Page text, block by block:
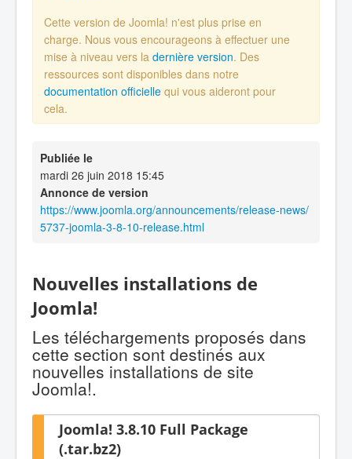
Cette version de Joomla! n'est plus prise en
charge. Nous vous encourageons à effectuer une
mise à niveau vers la dernière version. Des
ressources sont disponibles dans notre
documentation officielle qui vous aideront pour
cela.
Publiée le
mardi 26 juin 2018 15:45
Annonce de version
https://www.joomla.org/announcements/release-news/
5737-joomla-3-8-10-release.html
Nouvelles installations de
Joomla!
Les téléchargements proposés dans
cette section sont destinés aux
nouvelles installations de site
Joomla!.
Joomla! 3.8.10 Full Package
(.tar.bz2)